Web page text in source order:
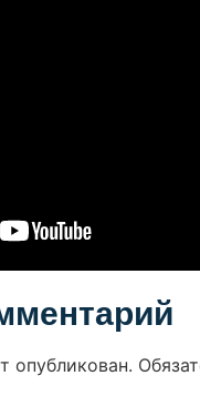
опубликован.